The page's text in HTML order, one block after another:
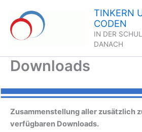
Inhalt
springen
TINKERN
CODEN
IN DER
DANACH
Downloads
Zusammenstellung aller zusätzlich
verfügbaren Downloads.